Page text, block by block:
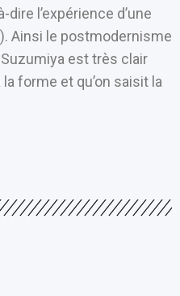
dire l’expérience d’une
Ainsi le postmodernisme
est très clair
forme et qu’on saisit la